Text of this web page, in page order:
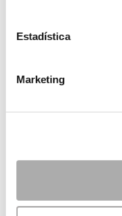
Estadística
Marketing